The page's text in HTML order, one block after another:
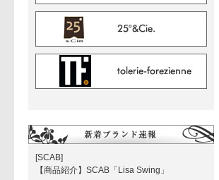
[SCAB]
【商品紹介】SCAB「Lisa Swing」